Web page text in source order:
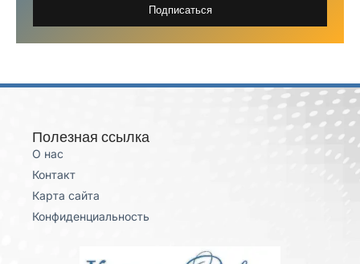
Подписаться
Полезная ссылка
О нас
Контакт
Карта сайта
Конфиденциальность